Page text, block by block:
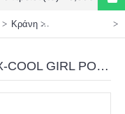
Κράνη
ΚΡΑΝΟΣ ΠΑΙΔΙΚΟ KIDZAMO X-COOL GIRL ΡΟΖ Medium 54-58cm